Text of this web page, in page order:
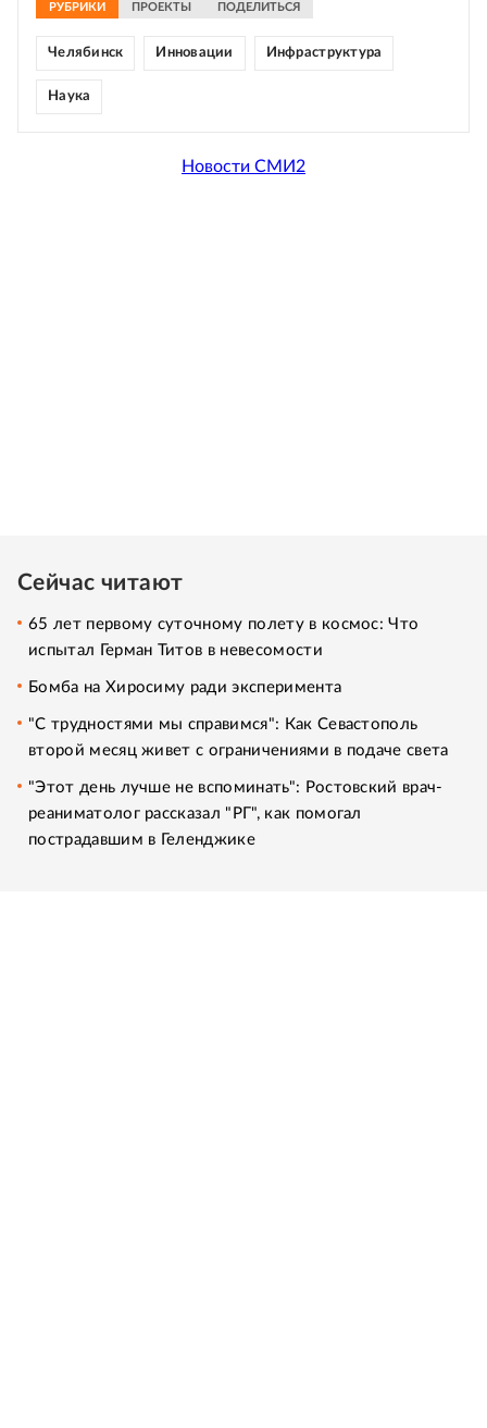
РУБРИКИ ПРОЕКТЫ ПОДЕЛИТЬСЯ
Челябинск Инновации Инфраструктура
Наука
Новости СМИ2
Сейчас читают
65 лет первому суточному полету в космос: Что
испытал Герман Титов в невесомости
Бомба на Хиросиму ради эксперимента
"С трудностями мы справимся": Как Севастополь
второй месяц живет с ограничениями в подаче света
"Этот день лучше не вспоминать": Ростовский врач-
реаниматолог рассказал "РГ", как помогал
пострадавшим в Геленджике